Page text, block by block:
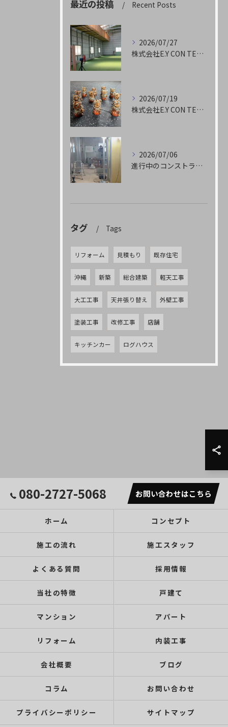
最近の投稿 Recent Posts
2026/07/27
株式会社E.Y CON TECHです
2026/07/19
株式会社E.Y CON TECHです
2026/07/06
進行中のコンストラクション✨🏗️
タグ Tags
リフォーム 見積もり 既存住宅
沖縄 新築 総合建築 軽天工事
大工工事 天井張り替え 外壁工事
塗装工事 改修工事 店舗
キッチンカー ログハウス
080-2727-5068 お問い合わせはこちら
ホーム コンセプト
施工の流れ 施工スタッフ
よくある質問 採用情報
当社の特徴 戸建て
マンション アパート
リフォーム 内装工事
会社概要 ブログ
コラム お問い合わせ
プライバシーポリシー サイトマップ